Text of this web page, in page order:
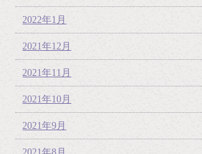
2022年1月
2021年12月
2021年11月
2021年10月
2021年9月